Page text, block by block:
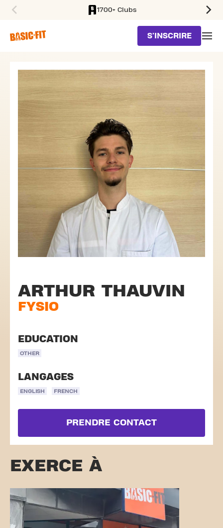
1700+ Clubs
S'INSCRIRE
ARTHUR THAUVIN
FYSIO
EDUCATION
OTHER
LANGAGES
ENGLISH FRENCH
PRENDRE CONTACT
EXERCE À